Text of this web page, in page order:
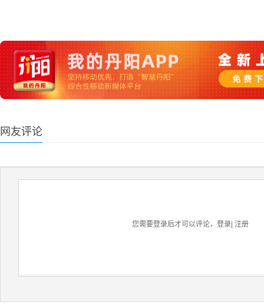
网友评论
您需要登录后才可以评论， 登录 注册